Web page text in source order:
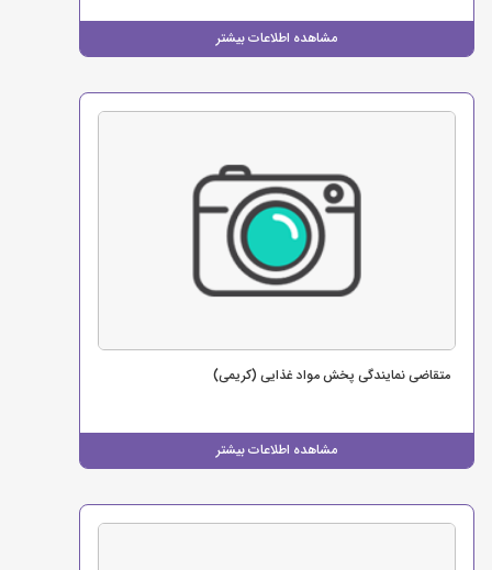
مشاهده اطلاعات بیشتر
مشاهده اطلاعات بیشتر
متقاضی نمایندگی پخش مواد غذایی (کریمی)